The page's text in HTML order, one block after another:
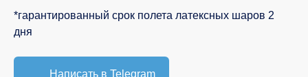
*гарантированный срок полета латексных шаров 2
дня
Написать в Telegram